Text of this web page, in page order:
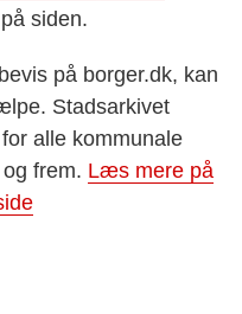
siden.
på borger.dk, kan
Stadsarkivet
alle kommunale
frem. Læs mere på